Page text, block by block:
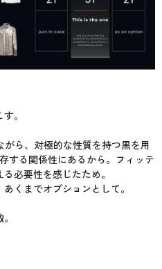
。
ら、対極的な性質を持つ黒を用
する関係性にあるから。フィッテ
必要性を感じたため。
くまでオプションとして。